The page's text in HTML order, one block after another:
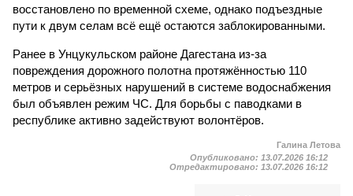
восстановлено по временной схеме, однако подъездные
пути к двум селам всё ещё остаются заблокированными.
Ранее в Унцукульском районе Дагестана из-за
повреждения дорожного полотна протяжённостью 110
метров и серьёзных нарушений в системе водоснабжения
был объявлен режим ЧС. Для борьбы с паводками в
республике активно задействуют волонтёров.
Галина Летова
Опубликовано: 13.07.2026 16:12
Отредактировано: 13.07.2026 16:12